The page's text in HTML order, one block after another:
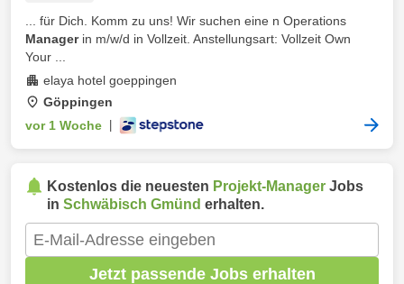
... für Dich. Komm zu uns! Wir suchen eine n Operations
Managerin m/w/d in Vollzeit. Anstellungsart: Vollzeit Own
Your ...
elaya hotel goeppingen
Göppingen
vor 1 Woche
Kostenlos die neuesten Projekt-Manager Jobs
in Schwäbisch Gmünd erhalten.
Jetzt passende Jobs erhalten